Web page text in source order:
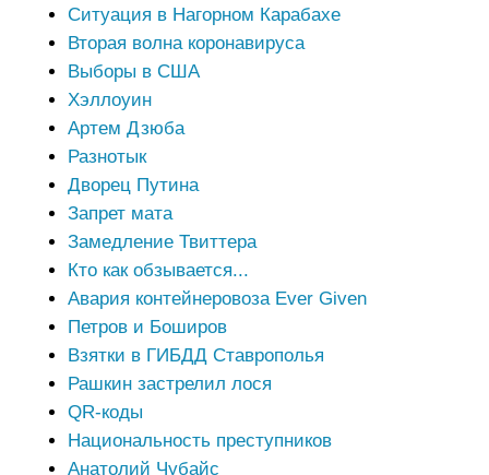
Ситуация в Нагорном Карабахе
Вторая волна коронавируса
Выборы в США
Хэллоуин
Артем Дзюба
Разнотык
Дворец Путина
Запрет мата
Замедление Твиттера
Кто как обзывается...
Авария контейнеровоза Ever Given
Петров и Боширов
Взятки в ГИБДД Ставрополья
Рашкин застрелил лося
QR-коды
Национальность преступников
Анатолий Чубайс